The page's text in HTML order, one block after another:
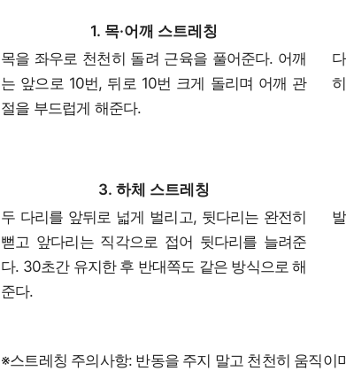
1. 목·어깨 스트레칭
목을 좌우로 천천히 돌려 근육을 풀어준다. 어깨
는 앞으로 10번, 뒤로 10번 크게 돌리며 어깨 관
절을 부드럽게 해준다.
3. 하체 스트레칭
두 다리를 앞뒤로 넓게 벌리고, 뒷다리는 완전히
뻗고 앞다리는 직각으로 접어 뒷다리를 늘려준
다. 30초간 유지한 후 반대쪽도 같은 방식으로 해
준다.
※스트레칭 주의사항: 반동을 주지 말고 천천히 움직